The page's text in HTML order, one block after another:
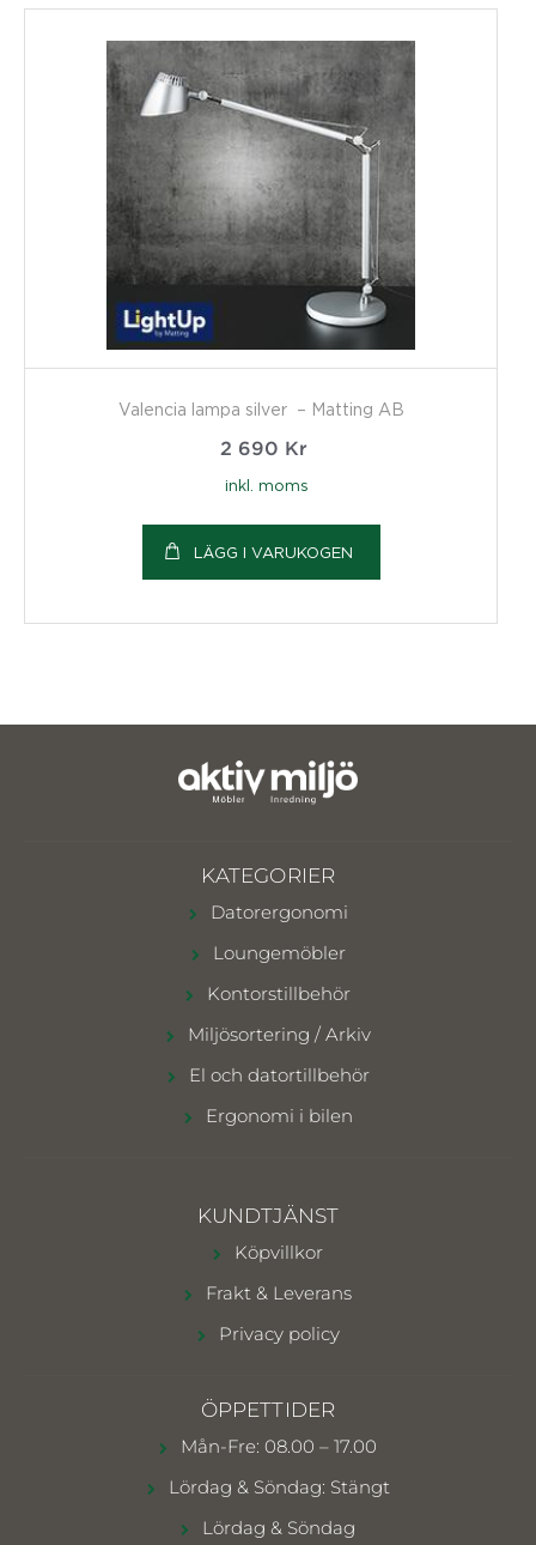
Valencia lampa silver – Matting AB
2 690 Kr
inkl. moms
LÄGG I VARUKOGEN
KATEGORIER
Datorergonomi
Loungemöbler
Kontorstillbehör
Miljösortering / Arkiv
El och datortillbehör
Ergonomi i bilen
KUNDTJÄNST
Köpvillkor
Frakt & Leverans
Privacy policy
ÖPPETTIDER
Mån-Fre: 08.00 – 17.00
Lördag & Söndag: Stängt
Lördag & Söndag